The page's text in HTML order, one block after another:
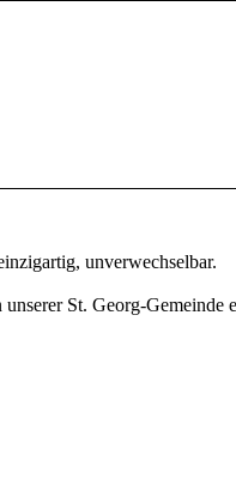
unverwechselbar.
St. Georg-Gemeinde